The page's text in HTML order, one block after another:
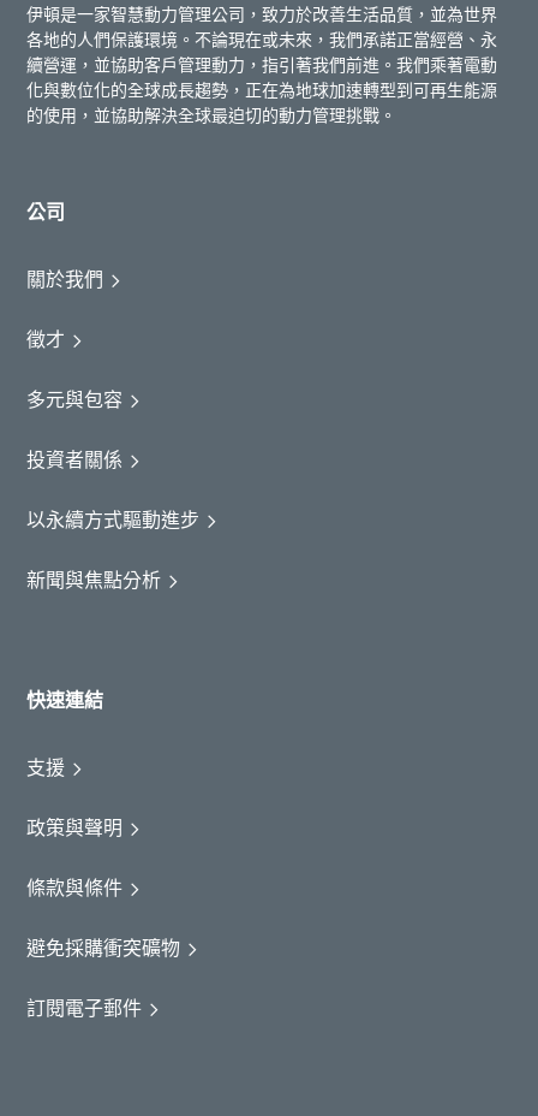
伊頓是一家智慧動力管理公司，致力於改善生活品質，並為世界
各地的人們保護環境。不論現在或未來，我們承諾正當經營、永
續營運，並協助客戶管理動力，指引著我們前進。我們乘著電動
化與數位化的全球成長趨勢，正在為地球加速轉型到可再生能源
的使用，並協助解決全球最迫切的動力管理挑戰。
公司
關於我們
徵才
多元與包容
投資者關係
以永續方式驅動進步
新聞與焦點分析
快速連結
支援
政策與聲明
條款與條件
避免採購衝突礦物
訂閱電子郵件